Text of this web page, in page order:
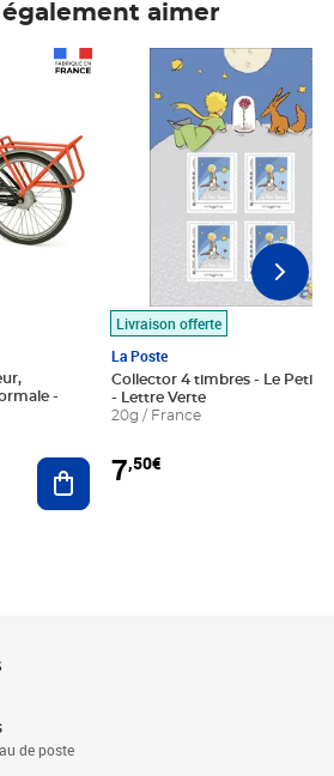
aimer
Ajouter au panier
Livraison offerte
La Poste
Collector 4 timbres - Le Petit
- Lettre Verte
20g / France
7,50€
Prix 7,50€
de poste